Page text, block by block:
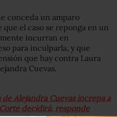
conceda un amparo
el caso se reponga en un
incurran en
para inculparla, y que
que hay contra Laura
Cuevas.
de Alejandra Cuevas increpa a
decidirá, responde